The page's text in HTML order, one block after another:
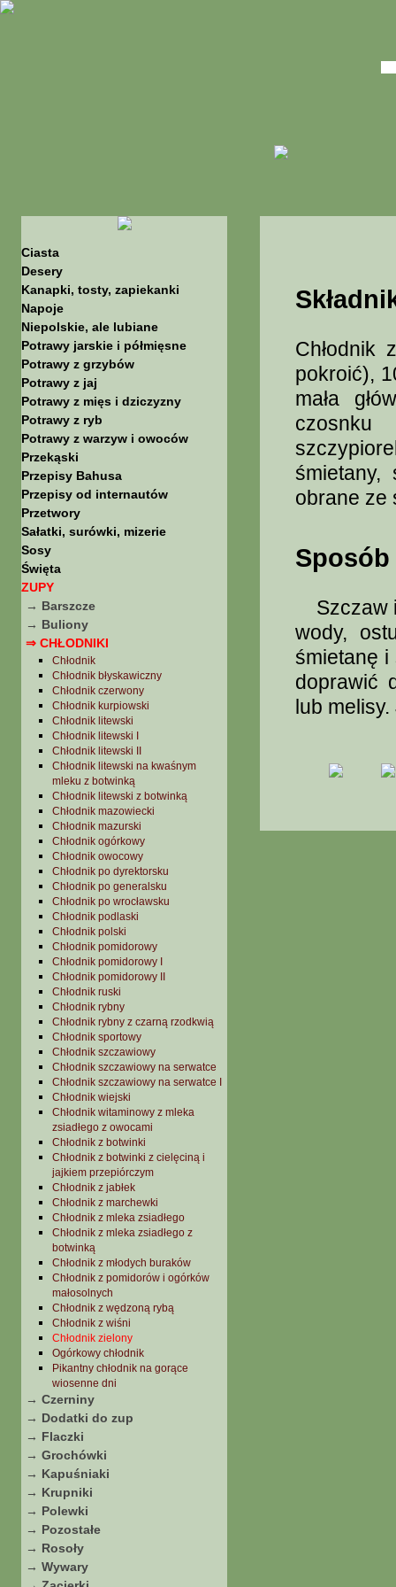
Ciasta
Desery
Kanapki, tosty, zapiekanki
Napoje
Niepolskie, ale lubiane
Potrawy jarskie i półmięsne
Potrawy z grzybów
Potrawy z jaj
Potrawy z mięs i dziczyzny
Potrawy z ryb
Potrawy z warzyw i owoców
Przekąski
Przepisy Bahusa
Przepisy od internautów
Przetwory
Sałatki, surówki, mizerie
Sosy
Święta
ZUPY
→ Barszcze
→ Buliony
⇒ CHŁODNIKI
Chłodnik
Chłodnik błyskawiczny
Chłodnik czerwony
Chłodnik kurpiowski
Chłodnik litewski
Chłodnik litewski I
Chłodnik litewski II
Chłodnik litewski na kwaśnym
mleku z botwinką
Chłodnik litewski z botwinką
Chłodnik mazowiecki
Chłodnik mazurski
Chłodnik ogórkowy
Chłodnik owocowy
Chłodnik po dyrektorsku
Chłodnik po generalsku
Chłodnik po wrocławsku
Chłodnik podlaski
Chłodnik polski
Chłodnik pomidorowy
Chłodnik pomidorowy I
Chłodnik pomidorowy II
Chłodnik ruski
Chłodnik rybny
Chłodnik rybny z czarną rzodkwią
Chłodnik sportowy
Chłodnik szczawiowy
Chłodnik szczawiowy na serwatce
Chłodnik szczawiowy na serwatce I
Chłodnik wiejski
Chłodnik witaminowy z mleka
zsiadłego z owocami
Chłodnik z botwinki
Chłodnik z botwinki z cielęciną i
jajkiem przepiórczym
Chłodnik z jabłek
Chłodnik z marchewki
Chłodnik z mleka zsiadłego
Chłodnik z mleka zsiadłego z
botwinką
Chłodnik z młodych buraków
Chłodnik z pomidorów i ogórków
małosolnych
Chłodnik z wędzoną rybą
Chłodnik z wiśni
Chłodnik zielony
Ogórkowy chłodnik
Pikantny chłodnik na gorące
wiosenne dni
→ Czerniny
→ Dodatki do zup
→ Flaczki
→ Grochówki
→ Kapuśniaki
→ Krupniki
→ Polewki
→ Pozostałe
→ Rosoły
→ Wywary
Chłodnik
pokroić),
mała
czosnku
obrane ze
Szczaw i
wody,
śmietanę i
doprawić
lub